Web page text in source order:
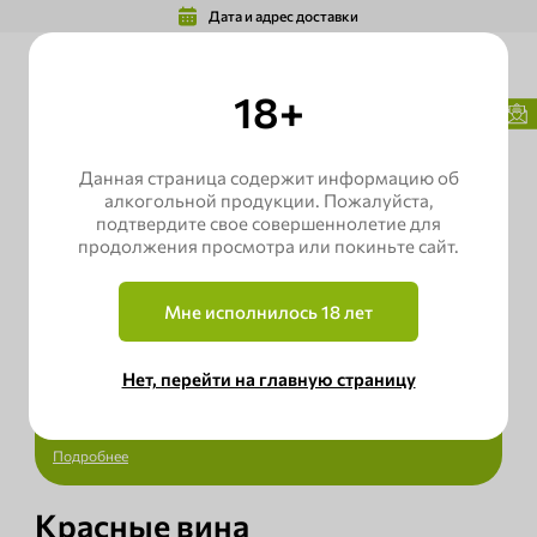
Дата и адрес доставки
400+экологически чистых товаров с
собственной фермы
Наличие сертификатов качества: Евролист,
Органик ГОСТ и Халяль
Бесплатная доставка в специально
Подробнее
Красные вина
18+
Данная страница содержит информацию об
алкогольной продукции. Пожалуйста,
подтвердите свое совершеннолетие для
продолжения просмотра или покиньте сайт.
Мне исполнилось 18 лет
Нет, перейти на главную страницу